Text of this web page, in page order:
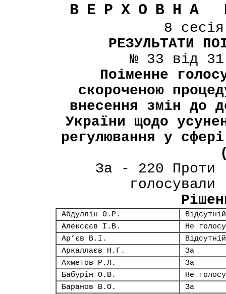
ВЕРХОВНА
8
РЕЗУЛЬТАТИ
№ 33 від
Поіменне
скороченою
внесення змін до
України щодо
регулювання у
За - 220 Проти
Абдуллін О.Р.
Відсутній
Алексєєв І.В.
Не
Ар’єв В.І.
Відсутній
Аркаллаєв Н.Г.
За
Ахметов Р.Л.
За
Бабурін О.В.
Не
Баранов В.О.
За